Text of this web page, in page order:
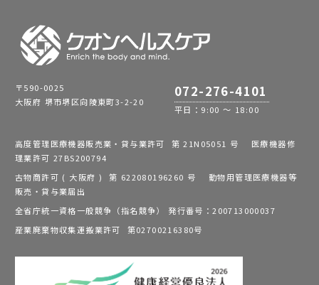
〒590-0025
大阪府 堺市堺区向陵東町3-2-20
072-276-4101
平日：9:00 ～ 18:00
高度管理医療機器販売業・貸与業許可 第 21N05051 号 医療機器修
理業許可 27BS200794
古物商許可 ( 大阪府 ) 第 622080196260 号 動物用管理医療機器等
販売・貸与業届出
全省庁統一資格一般競争（指名競争） 発行番号：200713000037
産業廃棄物収集運搬業許可 第02700216380号